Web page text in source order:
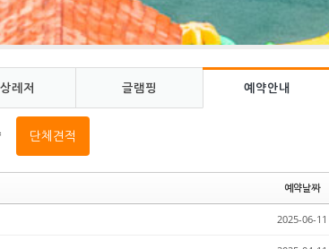
레저 글램핑 예약안내
단체견적
예약날짜
2025-06-11